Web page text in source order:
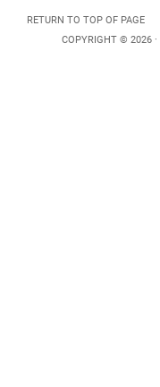
RETURN TO TOP OF PAGE
COPYRIGHT © 2026 ·